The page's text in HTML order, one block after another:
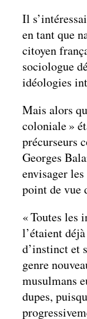
Il
en tant que
citoyen
sociologue
idéologies
Mais alors
coloniale »
précurseurs
Georges
envisager
point de vue
« Toutes les
l’étaient
d’instinct et
genre
musulmans
dupes,